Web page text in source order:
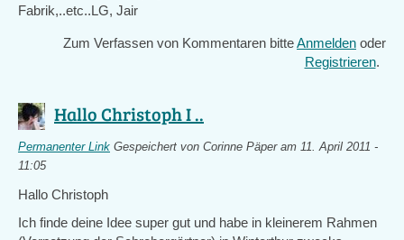
Fabrik,..etc..LG, Jair
Zum Verfassen von Kommentaren bitteAnmelden oder
Registrieren.
Hallo Christoph I ..
Permanenter Link Gespeichert von Corinne Päperam 11. April 2011 -
11:05
Hallo Christoph
Ich finde deine Idee super gut und habe in kleinerem Rahmen